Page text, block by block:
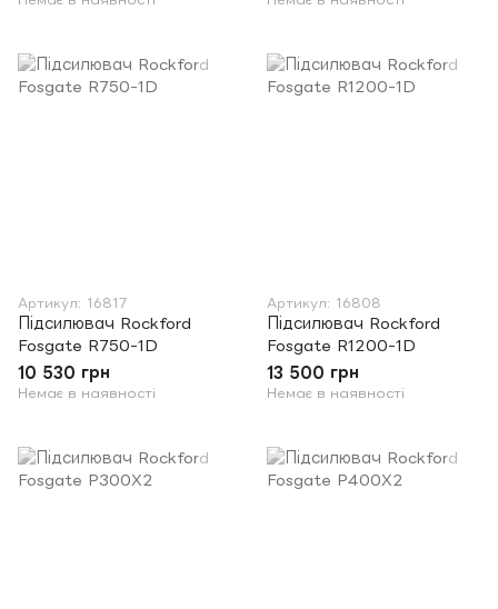
Артикул: 16817
Підсилювач Rockford
Fosgate R750-1D
10 530 грн
Немає в наявності
Артикул: 16808
Підсилювач Rockford
Fosgate R1200-1D
13 500 грн
Немає в наявності